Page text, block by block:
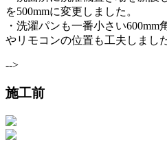
を500mmに変更しました。
・洗濯パンも一番小さい
やリモコンの位置も工夫しました
-->
施工前